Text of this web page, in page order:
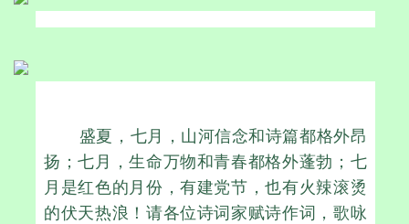
盛夏，七月，山河信念和诗篇都格外昂
扬；七月，生命万物和青春都格外蓬勃；七
月是红色的月份，有建党节，也有火辣滚烫
的伏天热浪！请各位诗词家赋诗作词，歌咏